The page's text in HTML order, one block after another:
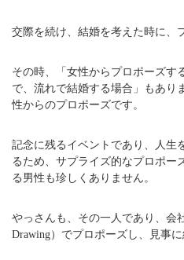
交際を続け、結婚を考えた時に、
その時、「女性からプロポーズす
で、流れで結婚する場合」もあり
性からのプロポーズです。
記念に残るイベントであり、人生
るため、サプライズ的なプロポー
る男性も珍しくありません。
やっさんも、その一人であり、会
Drawing）でプロポーズし、見事に